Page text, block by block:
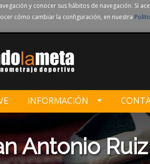
y conocer sus hábitos de navegación. Si
cómo cambiar la configuración, en nuestra
INFORMACIÓN
Antonio